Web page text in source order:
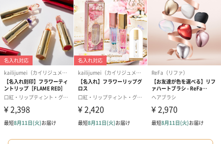
成分
【デーツ アーモンド】デーツ（サウジアラビア
産）、アーモンド、（一部にアーモンドを含む）
【デーツ ヘーゼルナッツ】デーツ（サウジアラビア
産）、ヘーゼルナッツ
【デーツ オレンジ】デーツ（サウジアラビア産）、
オレンジピールの砂糖漬け（オレンジ、グルコースシ
ロップ、砂糖）／pH調整剤、（一部に小麦・オレンジ
を含む）
【デーツ レモン】デーツ（サウジアラビア産）、レ
モンピールの砂糖漬け（レモン、グルコースシロッ
プ、砂糖）／pH調整剤、（一部に小麦を含む）
ルミ、（一部にクルミを含む）